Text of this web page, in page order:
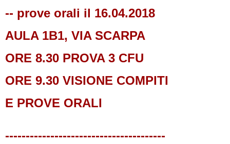
-- prove orali il 16.04.2018
AULA 1B1, VIA SCARPA
ORE 8.30 PROVA 3 CFU
ORE 9.30 VISIONE COMPITI
E PROVE ORALI
---------------------------------------